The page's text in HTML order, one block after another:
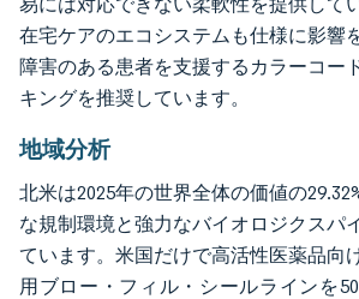
在宅ケアのエコシステムも仕様に影響
障害のある患者を支援するカラーコー
キングを推奨しています。
地域分析
北米は2025年の世界全体の価値の
な規制環境と強力なバイオロジクスパ
ています。米国だけで高活性医薬品向
用ブロー・フィル・シールラインを